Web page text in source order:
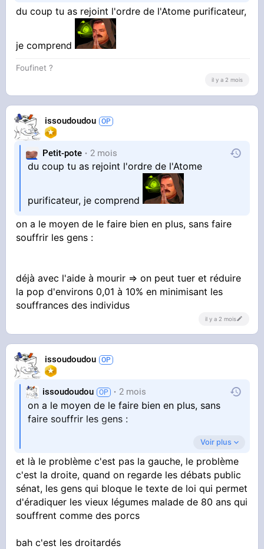
parfois il faut faire des sacrifices pour sauver
mais les putains de wokistes féministes ne sont
du coup tu as rejoint l'ordre de l'Atome purificateur,
je comprend
Foufinet ?
il y a 2 mois
issoudoudou
Petit-pote 2 mois
du coup tu as rejoint l'ordre de l'Atome
purificateur, je comprend
on a le moyen de le faire bien en plus, sans faire
souffrir les gens :
déjà avec l'aide à mourir => on peut tuer et réduire
la pop d'environs 0,01 à 10% en minimisant les
souffrances des individus
il y a 2 mois
issoudoudou
issoudoudou 2 mois
on a le moyen de le faire bien en plus, sans
faire souffrir les gens :
déjà avec l'aide à mourir => on peut tuer et
réduire la pop d'environs 0,01 à 10% en
minimisant les souffrances des individus
Voir plus
et là le problème c'est pas la gauche, le problème
c'est la droite, quand on regarde les débats public
sénat, les gens qui bloque le texte de loi qui permet
d'éradiquer les vieux légumes malade de 80 ans qui
souffrent comme des porcs
bah c'est les droitardés